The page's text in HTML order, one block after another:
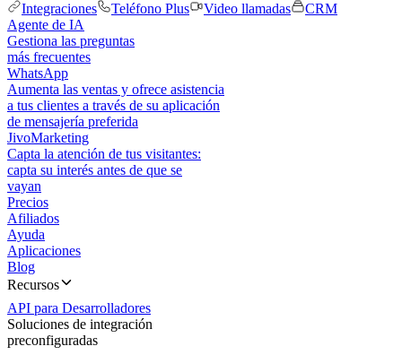
Integraciones
Teléfono Plus Video llamadas
CRM
Agente de IA
Gestiona las preguntas
más frecuentes
WhatsApp
Aumenta las ventas y ofrece asistencia
a tus clientes a través de su aplicación
de mensajería preferida
JivoMarketing
Capta la atención de tus visitantes:
capta su interés antes de que se
vayan
Precios
Afiliados
Ayuda
Aplicaciones
Blog
Recursos
API para Desarrolladores
Soluciones de integración
preconfiguradas